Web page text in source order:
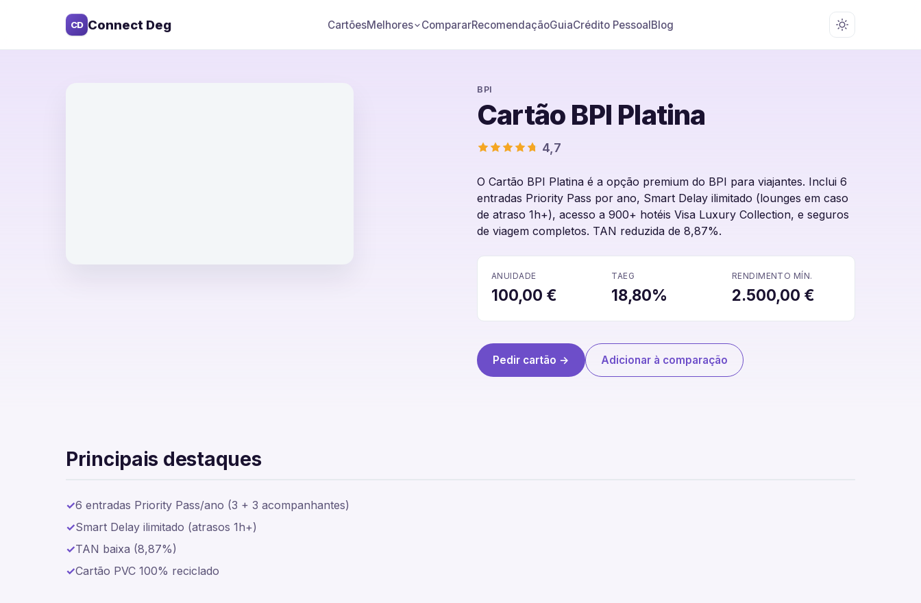
CD Connect Deg CartõesMelhores CompararRecomendaçãoGuiaCrédito PessoalBlog
BPI
Cartão BPI Platina
4,7
O Cartão BPI Platina é a opção premium do BPI para viajantes. Inclui 6
entradas Priority Pass por ano, Smart Delay ilimitado (lounges em caso
de atraso 1h+), acesso a 900+ hotéis Visa Luxury Collection, e seguros
de viagem completos. TAN reduzida de 8,87%.
ANUIDADE
100,00 €
TAEG
18,80%
RENDIMENTO MÍN.
2.500,00 €
Pedir cartão → Adicionar à comparação
Principais destaques
6 entradas Priority Pass/ano (3 + 3 acompanhantes)
Smart Delay ilimitado (atrasos 1h+)
TAN baixa (8,87%)
Cartão PVC 100% reciclado